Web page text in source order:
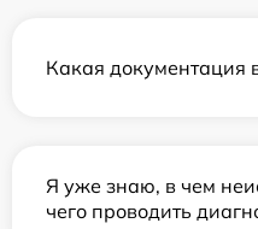
Какая документация
Я уже знаю, в чем
чего проводить